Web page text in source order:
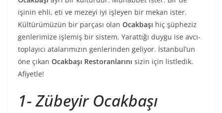
işinin ehli, eti ve mezeyi iyi işleyen bir mekan ister.
Kültürümüzün bir parçası olan Ocakbaşı hiç şüpheziz
genlerimize işlemiş bir sistem. Yarattığı duygu ise avcı-
toplayıcı atalarımızın genlerinden geliyor. İstanbul’un
öne çıkan Ocakbaşı Restoranlarını sizin için listledik.
Afiyetle!
1- Zübeyir Ocakbaşı